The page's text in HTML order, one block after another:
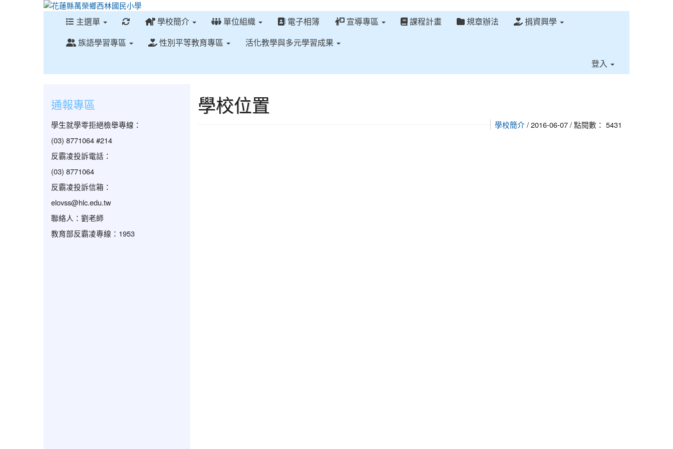
主選單 重新取得佈景設定
學校簡介 單位組織 電子相簿 宣導專區 課程計畫 規章辦法
捐資興學
族語學習專區
性別平等教育專區
活化教學與多元學習成果
登入
學校位置
學校簡介/ 2016-06-07 / 點閱數： 5431
通報專區
學生就學零拒絕檢舉專線：
(03) 8771064 #214
反霸凌投訴電話：
(03) 8771064
反霸凌投訴信箱：
elovss@hlc.edu.tw
聯絡人：劉老師
教育部反霸凌專線：1953